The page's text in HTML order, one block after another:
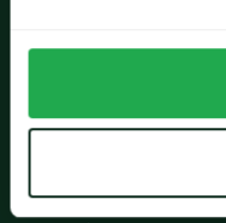
Grote maten herenkleding